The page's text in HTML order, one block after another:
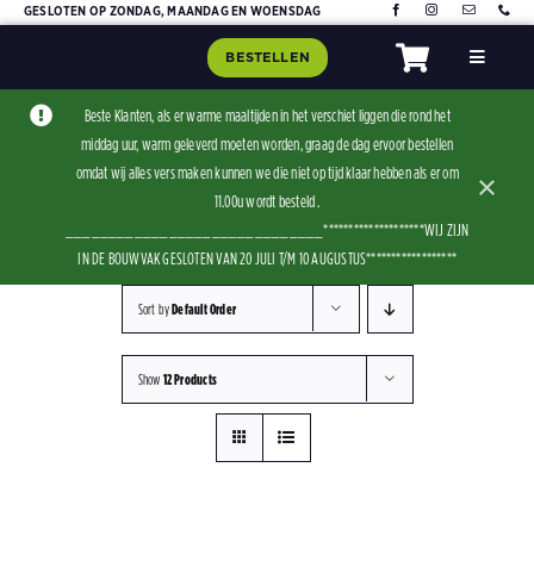
GESLOTEN OP ZONDAG, MAANDAG EN WOENSDAG
Toggle
Contact
BESTELLEN
Beste Klanten, als er warme maaltijden in het verschiet liggen die rond het
middag uur, warm geleverd moeten worden, graag de dag ervoor bestellen
omdat wij alles vers maken kunnen we die niet op tijd klaar hebben als er om
11.00u wordt besteld .
______________________________********************WIJ ZIJN
IN DE BOUWVAK GESLOTEN VAN 20 JULI T/M 10 AUGUSTUS******************
×
Sort byDefault Order
Show12 Products